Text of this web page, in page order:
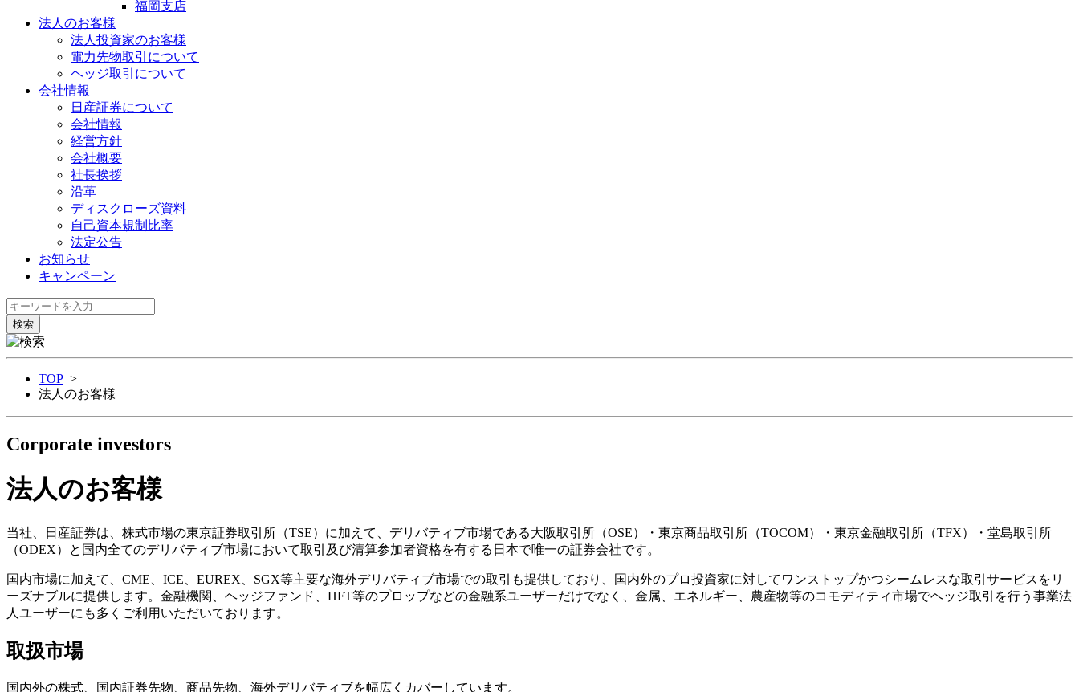
福岡支店
法人のお客様
法人投資家のお客様
電力先物取引について
ヘッジ取引について
会社情報
日産証券について
会社情報
経営方針
会社概要
社長挨拶
沿革
ディスクローズ資料
自己資本規制比率
法定公告
お知らせ
キャンペーン
TOP >
法人のお客様
Corporate investors
法人のお客様
当社、日産証券は、株式市場の東京証券取引所（TSE）に加えて、デリバティブ市場である大阪取引所（OSE）・東京商品取引所（TOCOM）・東京金融取引所（TFX）・堂島取引所
（ODEX）と国内全てのデリバティブ市場において取引及び清算参加者資格を有する日本で唯一の証券会社です。
国内市場に加えて、CME、ICE、EUREX、SGX等主要な海外デリバティブ市場での取引も提供しており、国内外のプロ投資家に対してワンストップかつシームレスな取引サービスをリ
ーズナブルに提供します。金融機関、ヘッジファンド、HFT等のプロップなどの金融系ユーザーだけでなく、金属、エネルギー、農産物等のコモディティ市場でヘッジ取引を行う事業法
人ユーザーにも多くご利用いただいております。
取扱市場
国内外の株式、国内証券先物、商品先物、海外デリバティブを幅広くカバーしています。